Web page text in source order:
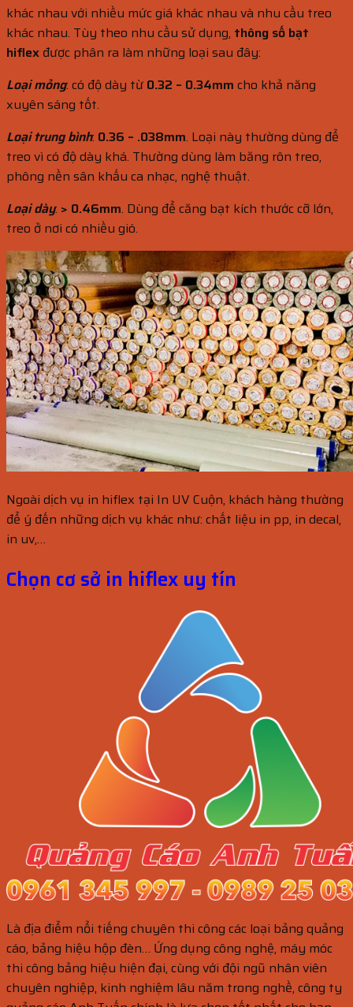
khác nhau với nhiều mức giá khác nhau và nhu cầu treo
khác nhau. Tùy theo nhu cầu sử dụng, thông số bạt
hiflex được phân ra làm những loại sau đây:
Loại mỏng: có độ dày từ 0.32 – 0.34mm cho khả năng
xuyên sáng tốt.
Loại trung bình: 0.36 – .038mm. Loại này thường dùng để
treo vì có độ dày khá. Thường dùng làm băng rôn treo,
phông nền sân khấu ca nhạc, nghệ thuật.
Loại dày: > 0.46mm. Dùng để căng bạt kích thước cỡ lớn,
treo ở nơi có nhiều gió.
Ngoài dịch vụ in hiflex tại In UV Cuộn, khách hàng thường
để ý đến những dịch vụ khác như: chất liệu in pp, in decal,
in uv,…
Chọn cơ sở in hiflex uy tín
Là địa điểm nổi tiếng chuyên thi công các loại bảng quảng
cáo, bảng hiệu hộp đèn… Ứng dụng công nghệ, máy móc
thi công bảng hiệu hiện đại, cùng với đội ngũ nhân viên
chuyên nghiệp, kinh nghiệm lâu năm trong nghề, công ty